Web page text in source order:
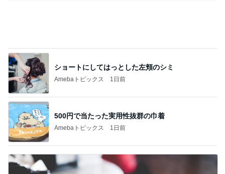
500円で当たった実用性抜群の巾着
Amebaトピックス 1日前